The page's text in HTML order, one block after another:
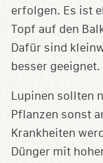
erfolgen. Es ist
Topf auf den
Dafür sind
besser geeignet.
Lupinen sollten
Pflanzen sonst
Krankheiten
Dünger mit